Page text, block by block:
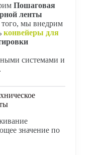
Пошаговая
ленты
мы внедрим
конвейеры для
системами и
значение по